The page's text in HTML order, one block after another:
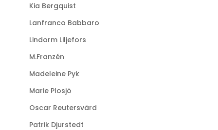
Kia Bergquist
Lanfranco Babbaro
Lindorm Liljefors
M.Franzén
Madeleine Pyk
Marie Plosjö
Oscar Reutersvärd
Patrik Djurstedt